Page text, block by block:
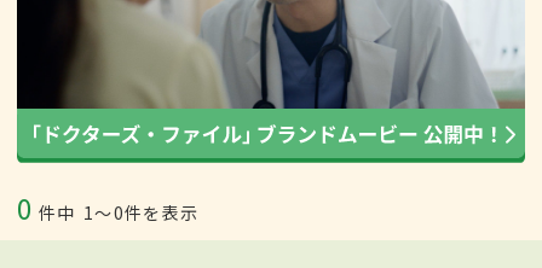
0 件中 1〜0件を表示